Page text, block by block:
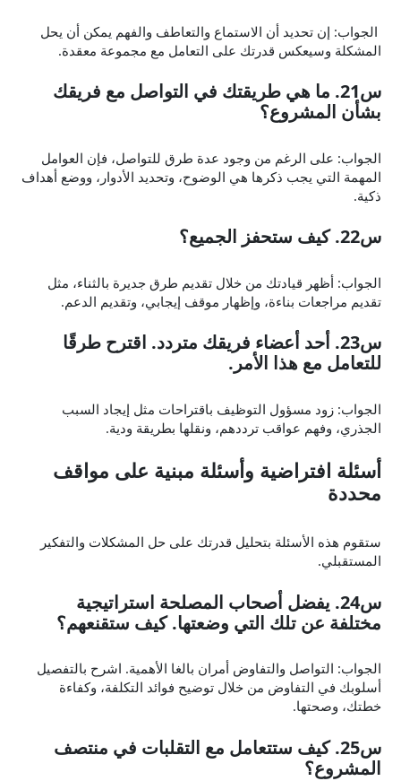
الجواب: إن تحديد أن الاستماع والتعاطف والفهم يمكن أن يحل
المشكلة وسيعكس قدرتك على التعامل مع مجموعة معقدة.
س21. ما هي طريقتك في التواصل مع فريقك
بشأن المشروع؟
الجواب: على الرغم من وجود عدة طرق للتواصل، فإن العوامل
المهمة التي يجب ذكرها هي الوضوح، وتحديد الأدوار، ووضع أهداف
ذكية.
س22. كيف ستحفز الجميع؟
الجواب: أظهر قيادتك من خلال تقديم طرق جديرة بالثناء، مثل
تقديم مراجعات بناءة، وإظهار موقف إيجابي، وتقديم الدعم.
س23. أحد أعضاء فريقك متردد. اقترح طرقًا
للتعامل مع هذا الأمر.
الجواب: زود مسؤول التوظيف باقتراحات مثل إيجاد السبب
الجذري، وفهم عواقب ترددهم، ونقلها بطريقة ودية.
أسئلة افتراضية وأسئلة مبنية على مواقف
محددة
ستقوم هذه الأسئلة بتحليل قدرتك على حل المشكلات والتفكير
المستقبلي.
س24. يفضل أصحاب المصلحة استراتيجية
مختلفة عن تلك التي وضعتها. كيف ستقنعهم؟
الجواب: التواصل والتفاوض أمران بالغا الأهمية. اشرح بالتفصيل
أسلوبك في التفاوض من خلال توضيح فوائد التكلفة، وكفاءة
خطتك، وصحتها.
س25. كيف ستتعامل مع التقلبات في منتصف
المشروع؟